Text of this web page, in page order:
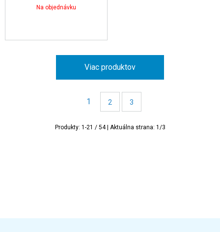
Na objednávku
Viac produktov
1 2 3
Produkty: 1 -21 / 54| Aktuálna strana: 1 /3